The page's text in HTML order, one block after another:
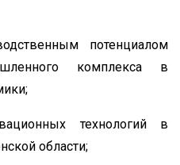
потенциалом
комплекса в
технологий в
области;